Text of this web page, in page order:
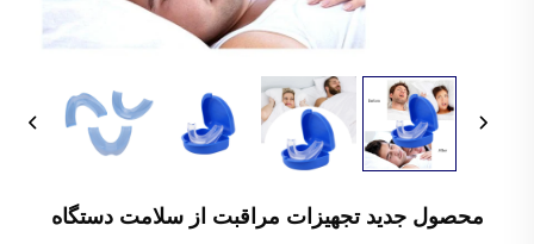
محصول جدید تجهیزات مراقبت از سلامت دستگاه